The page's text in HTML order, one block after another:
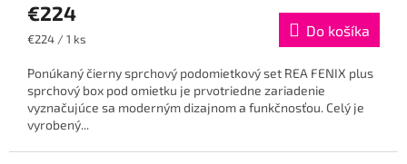
€224
Jednotková
€224 / 1 ks Do košíka
Ponúkaný čierny sprchový podomietkový set REA FENIX ​​​​plus
sprchový box pod omietku je prvotriedne zariadenie
vyznačujúce sa moderným dizajnom a funkčnosťou. Celý je
vyrobený...